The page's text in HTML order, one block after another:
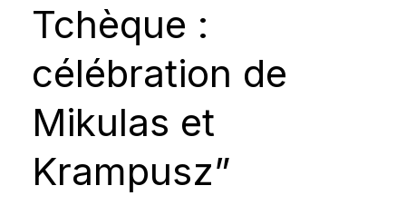
Tchèque :
célébration de
Mikulas et
Krampusz”